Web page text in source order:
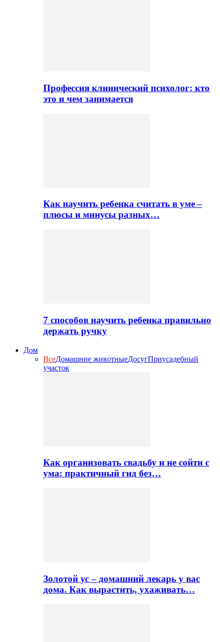
Профессия клинический психолог: кто
это и чем занимается
Как научить ребенка считать в уме –
плюсы и минусы разных…
7 способов научить ребенка правильно
держать ручку
Дом
ВсеДомашние животныеДосугПриусадебный
участок
Как организовать свадьбу и не сойти с
ума: практичный гид без…
Золотой ус – домашний лекарь у вас
дома. Как вырастить, ухаживать…